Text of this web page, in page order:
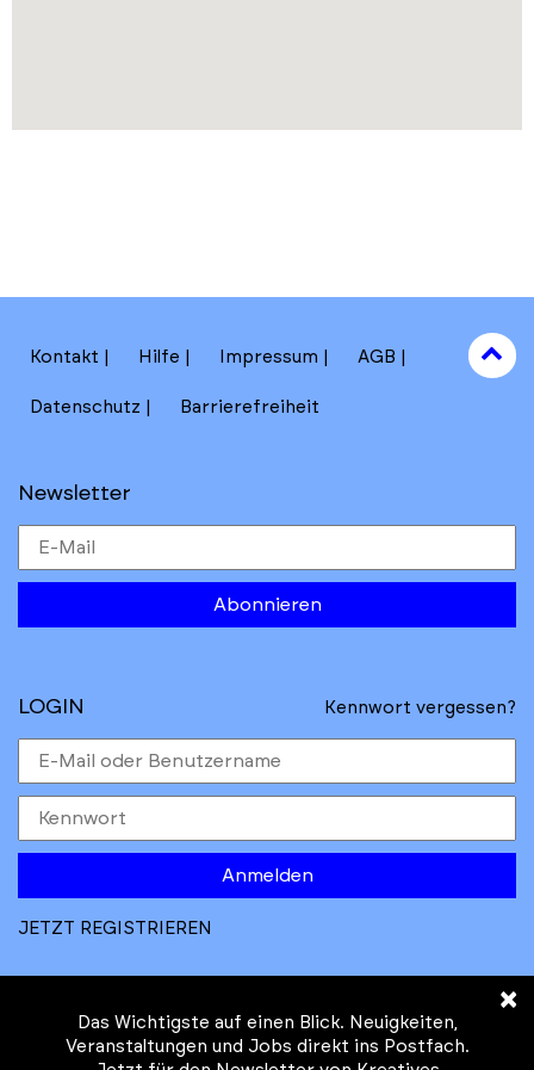
Kontakt Hilfe Impressum AGB
Datenschutz Barrierefreiheit
Newsletter
Abonnieren
to
top
LOGIN Kennwort vergessen?
Anmelden
JETZT REGISTRIEREN
×
Das Wichtigste auf einen Blick. Neuigkeiten,
Veranstaltungen und Jobs direkt ins Postfach.